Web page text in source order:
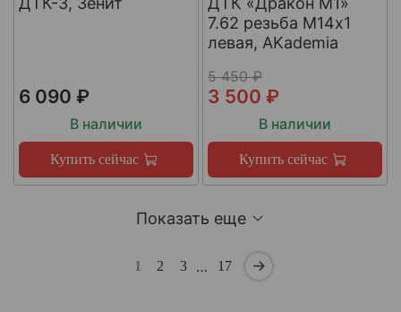
6 090 ₽
В наличии
Купить сейчас
7.62 резьба М14х1
левая, AKademia
5 450 ₽
3 500 ₽
В наличии
Купить сейчас
Показать еще
1 2 3 … 17